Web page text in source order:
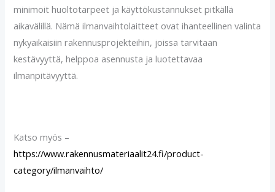
minimoit huoltotarpeet ja käyttökustannukset pitkällä
aikavälillä. Nämä ilmanvaihtolaitteet ovat ihanteellinen valinta
nykyaikaisiin rakennusprojekteihin, joissa tarvitaan
kestävyyttä, helppoa asennusta ja luotettavaa
ilmanpitävyyttä.
Katso myös –
https://www.rakennusmateriaalit24.fi/product-
category/ilmanvaihto/